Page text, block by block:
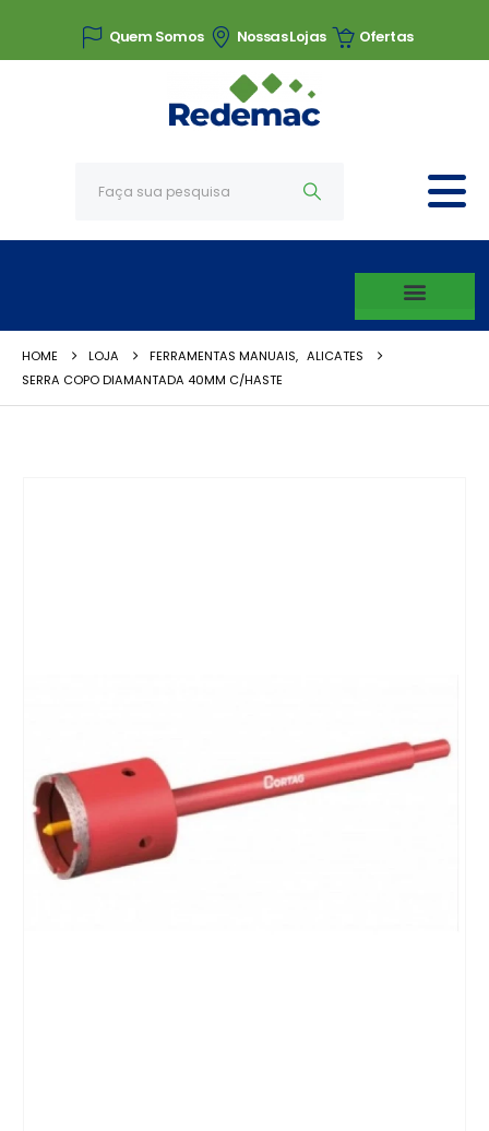
Quem Somos Nossas Lojas Ofertas
HOME LOJA FERRAMENTAS MANUAIS, ALICATES
SERRA COPO DIAMANTADA 40MM C/HASTE